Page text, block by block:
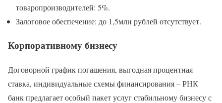
товаропроизводителей: 5%.
Залоговое обеспечение: до 1,5млн рублей отсутствует.
Корпоративному бизнесу
Договорной график погашения, выгодная процентная
ставка, индивидуальные схемы финансирования – РНК
банк предлагает особый пакет услуг стабильному бизнесу с